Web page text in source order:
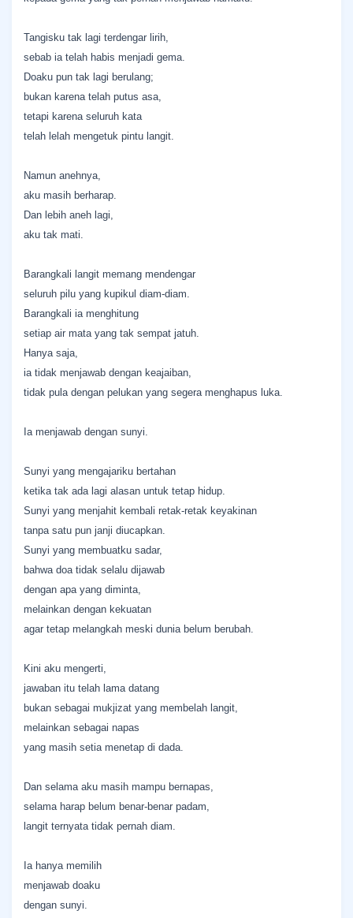
Tangisku tak lagi terdengar lirih,
sebab ia telah habis menjadi gema.
Doaku pun tak lagi berulang;
bukan karena telah putus asa,
tetapi karena seluruh kata
telah lelah mengetuk pintu langit.
Namun anehnya,
aku masih berharap.
Dan lebih aneh lagi,
aku tak mati.
Barangkali langit memang mendengar
seluruh pilu yang kupikul diam-diam.
Barangkali ia menghitung
setiap air mata yang tak sempat jatuh.
Hanya saja,
ia tidak menjawab dengan keajaiban,
tidak pula dengan pelukan yang segera menghapus luka.
Ia menjawab dengan sunyi.
Sunyi yang mengajariku bertahan
ketika tak ada lagi alasan untuk tetap hidup.
Sunyi yang menjahit kembali retak-retak keyakinan
tanpa satu pun janji diucapkan.
Sunyi yang membuatku sadar,
bahwa doa tidak selalu dijawab
dengan apa yang diminta,
melainkan dengan kekuatan
agar tetap melangkah meski dunia belum berubah.
Kini aku mengerti,
jawaban itu telah lama datang
bukan sebagai mukjizat yang membelah langit,
melainkan sebagai napas
yang masih setia menetap di dada.
Dan selama aku masih mampu bernapas,
selama harap belum benar-benar padam,
langit ternyata tidak pernah diam.
Ia hanya memilih
menjawab doaku
dengan sunyi.